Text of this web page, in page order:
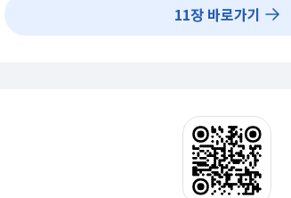
11장 바로가기